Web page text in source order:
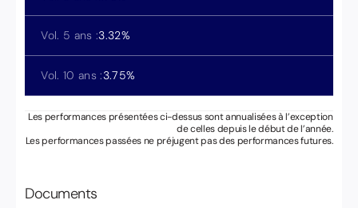
Vol. 5 ans :3.32%
Vol. 10 ans :3.75%
Les performances présentées ci-dessus sont annualisées à l’exception
de celles depuis le début de l’année.
Les performances passées ne préjugent pas des performances futures.
Documents